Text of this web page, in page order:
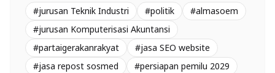
#jurusan Teknik Industri #politik
#almasoem
#jurusan Komputerisasi Akuntansi
#partaigerakanrakyat
#jasa SEO website
#jasa repost sosmed
#persiapan pemilu 2029